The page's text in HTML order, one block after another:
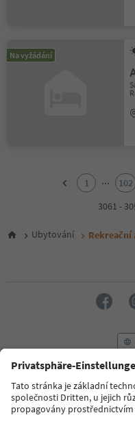
Na vyžádání
6
16
17
18
19
1 ... 102
3061 -
Ubytování Rekreační
FAQ
Zásady ochrany osobních